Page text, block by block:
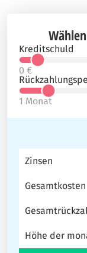
Kreditschuld
0 €
1 Monat
Zinsen
Gesamtkosten
Höhe der